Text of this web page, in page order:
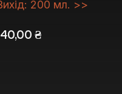
200 мл. >>
₴